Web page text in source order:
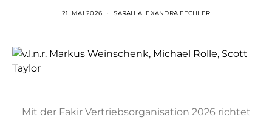
21. MAI 2026 SARAH ALEXANDRA FECHLER
Mit der Fakir Vertriebsorganisation 2026 richtet